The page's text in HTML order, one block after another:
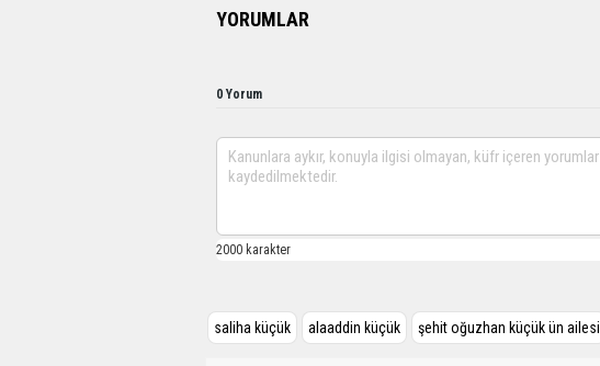
YORUMLAR
0 Yorum
saliha küçük alaaddin küçük şehit oğuzhan küçük ün ailesi